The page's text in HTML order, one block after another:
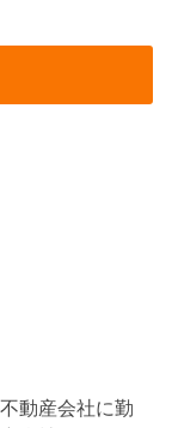
動産会社に勤